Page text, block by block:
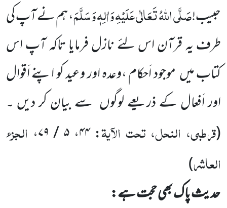
حبیب!صَلَّی اللّٰہُتَعَالٰی عَلَیْہِ وَاٰلِہٖ وَسَلَّمَ، ہم نے آپ کی
طرف یہ قرآن اس لئے نازل فرمایا تاکہ آپ اس
کتاب میںموجود اَحکام ،وعدہ اور وعید کو اپنے اَقوال
اور اَفعال کے ذریعے لوگوں سے بیان کر دیں ۔
(قرطبی، النحل، تحت الآیۃ: ۴۴، ۵ / ۷۹،
الجزء
العاشر)
حدیث پاک بھی حجت ہے: